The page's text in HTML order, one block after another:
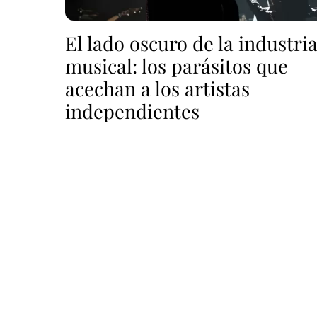
El lado oscuro de la industria
musical: los parásitos que
acechan a los artistas
independientes